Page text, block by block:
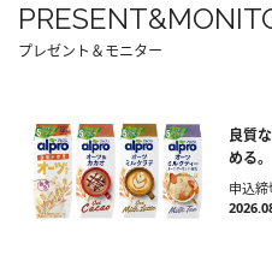
プレゼント＆モニター
良質
める
申込締